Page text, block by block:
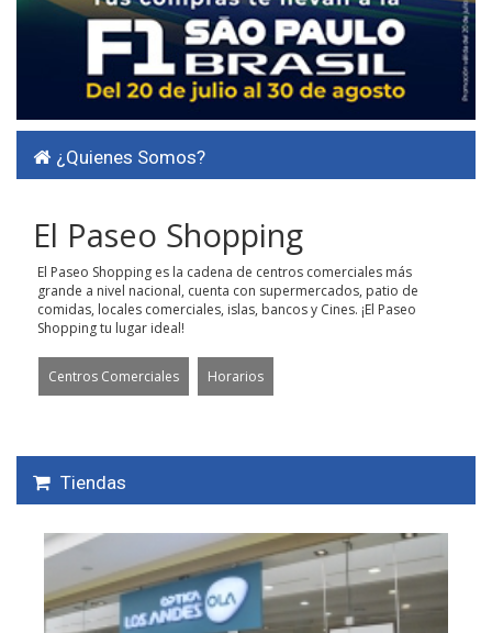
¿Quienes Somos?
El Paseo Shopping
El Paseo Shopping es la cadena de centros comerciales más
grande a nivel nacional, cuenta con supermercados, patio de
comidas, locales comerciales, islas, bancos y Cines. ¡El Paseo
Shopping tu lugar ideal!
Centros Comerciales Horarios
Tiendas